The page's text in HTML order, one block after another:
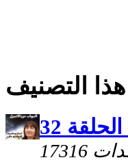
التصنيف
32